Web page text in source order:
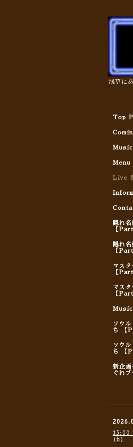
浅草に
Top
Menu
Live
隠れ
【
隠れ
【
マス
【
マス
【
ソウ
ち 【
ソウ
ち 【
新企
ぐれ
(b)